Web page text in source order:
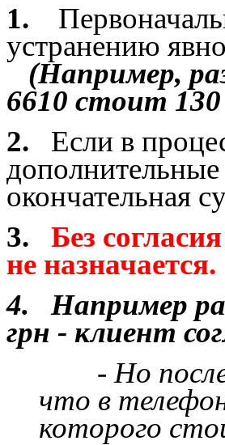
1.
устранению
(Например,
6610 стоит 130
2. Если в
дополнительные
окончательная
3.
Без
не назначается.
4. Например
грн - клиент
- Но после
что в
которого